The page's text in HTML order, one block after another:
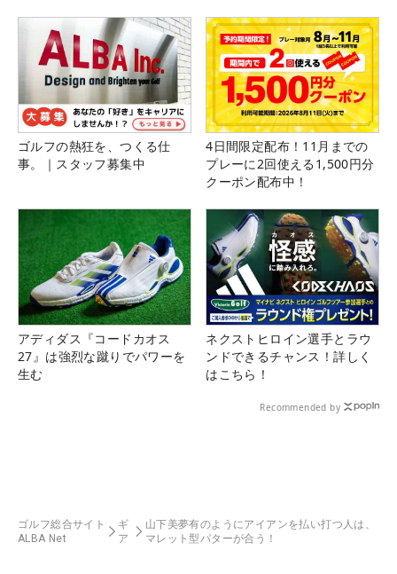
ゴルフの熱狂を、つくる仕
事。｜スタッフ募集中
4日間限定配布！11月までの
プレーに2回使える1,500円分
クーポン配布中！
アディダス『コードカオス
27』は強烈な蹴りでパワーを
生む
ネクストヒロイン選手とラウ
ンドできるチャンス！詳しく
はこちら！
Recommended by
ゴルフ総合サイト
ALBA Net
ギ
ア
山下美夢有のようにアイアンを払い打つ人は、
マレット型パターが合う！